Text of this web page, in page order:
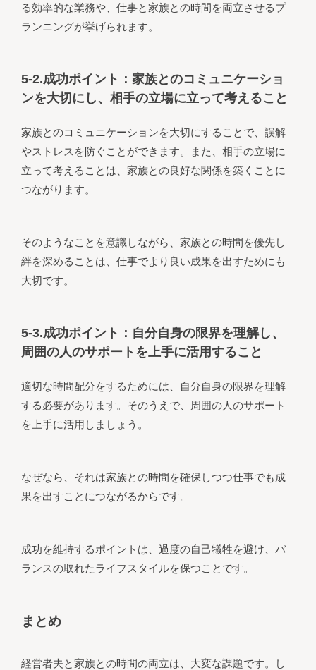
る効率的な業務や、仕事と家族との時間を両立させるプ
ランニングが挙げられます。
5-2.成功ポイント：家族とのコミュニケーショ
ンを大切にし、相手の立場に立って考えること
家族とのコミュニケーションを大切にすることで、誤解
やストレスを防ぐことができます。また、相手の立場に
立って考えることは、家族との良好な関係を築くことに
つながります。
そのようなことを意識しながら、家族との時間を優先し
絆を深めることは、仕事でより良い成果を出すためにも
大切です。
5-3.成功ポイント：自分自身の限界を理解し、
周囲の人のサポートを上手に活用すること
適切な時間配分をするためには、自分自身の限界を理解
する必要があります。そのうえで、周囲の人のサポート
を上手に活用しましょう。
なぜなら、それは家族との時間を確保しつつ仕事でも成
果を出すことにつながるからです。
成功を維持するポイントは、過度の自己犠牲を避け、バ
ランスの取れたライフスタイルを保つことです。
まとめ
経営者夫と家族との時間の両立は、大変な課題です。し